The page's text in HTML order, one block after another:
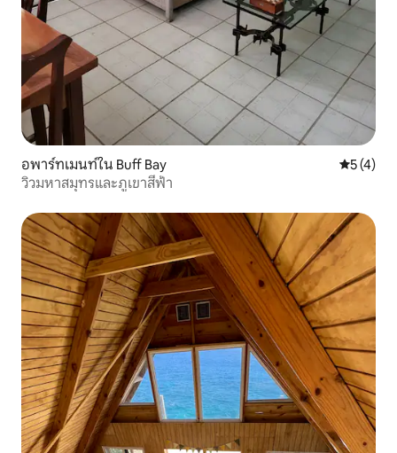
อพาร์ทเมนท์ใน Buff Bay คะแนนเฉ
5 (4)
วิวมหาสมุทรและภูเขาสีฟ้า